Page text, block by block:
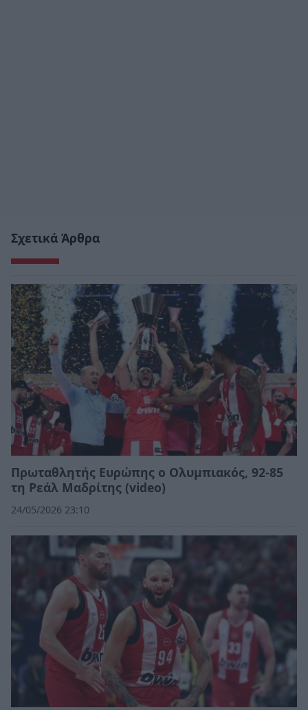
Σχετικά Άρθρα
Πρωταθλητής Ευρώπης ο Ολυμπιακός, 92-85
τη Ρεάλ Μαδρίτης (video)
24/05/2026 23:10